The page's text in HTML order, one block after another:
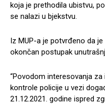
koja je prethodila ubistvu,
se nalazi u bjekstvu.
Iz MUP-a je potvrđeno da
okončan postupak
“Povodom interesovanja
kontrole policije u vezi
21.12.2021. godine ispred